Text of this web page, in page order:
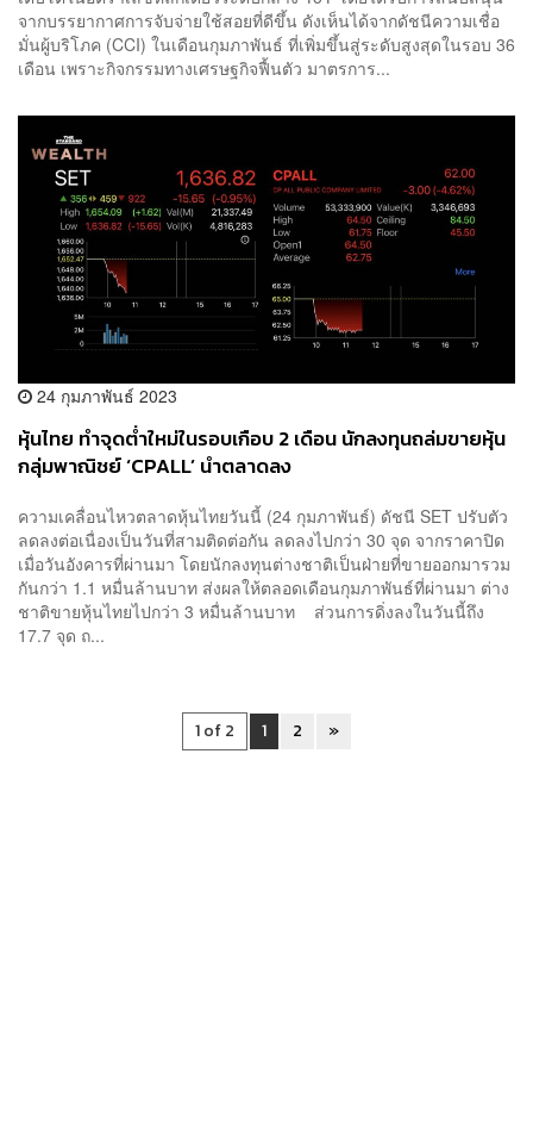
จากบรรยากาศการจับจ่ายใช้สอยที่ดีขึ้น ดังเห็นได้จากดัชนีความเชื่อ
มั่นผู้บริโภค (CCI) ในเดือนกุมภาพันธ์ ที่เพิ่มขึ้นสู่ระดับสูงสุดในรอบ 36
เดือน เพราะกิจกรรมทางเศรษฐกิจฟื้นตัว มาตรการ...
24 กุมภาพันธ์ 2023
หุ้นไทย ทำจุดต่ำใหม่ในรอบเกือบ 2 เดือน นักลงทุนถล่มขายหุ้น
กลุ่มพาณิชย์ ‘CPALL’ นำตลาดลง
ความเคลื่อนไหวตลาดหุ้นไทยวันนี้ (24 กุมภาพันธ์) ดัชนี SET ปรับตัว
ลดลงต่อเนื่องเป็นวันที่สามติดต่อกัน ลดลงไปกว่า 30 จุด จากราคาปิด
เมื่อวันอังคารที่ผ่านมา โดยนักลงทุนต่างชาติเป็นฝ่ายที่ขายออกมารวม
กันกว่า 1.1 หมื่นล้านบาท ส่งผลให้ตลอดเดือนกุมภาพันธ์ที่ผ่านมา ต่าง
ชาติขายหุ้นไทยไปกว่า 3 หมื่นล้านบาท ส่วนการดิ่งลงในวันนี้ถึง
17.7 จุด ถ...
1 of 2 1 2 »